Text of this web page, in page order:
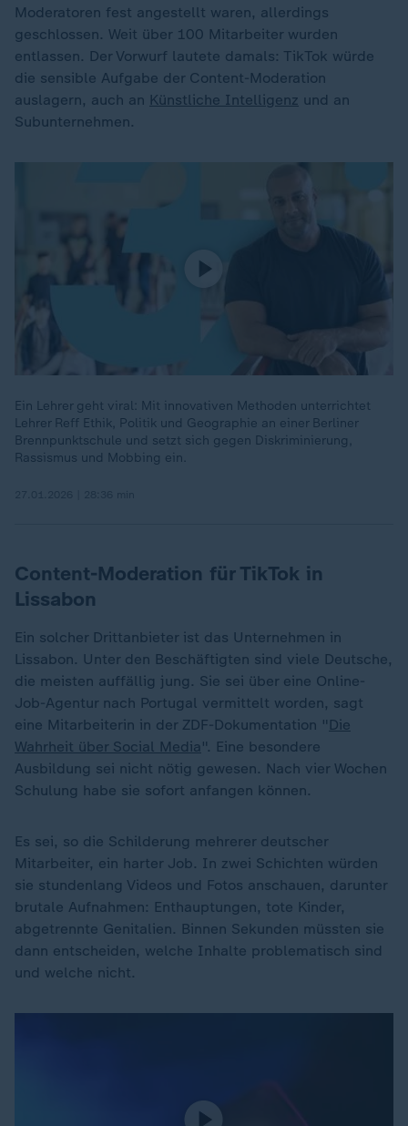
Moderatoren fest angestellt waren, allerdings
geschlossen. Weit über 100 Mitarbeiter wurden
entlassen. Der Vorwurf lautete damals: TikTok würde
die sensible Aufgabe der Content-Moderation
auslagern, auch an Künstliche Intelligenz und an
Subunternehmen.
Ein Lehrer geht viral: Mit innovativen Methoden unterrichtet
Lehrer Reff Ethik, Politik und Geographie an einer Berliner
Brennpunktschule und setzt sich gegen Diskriminierung,
Rassismus und Mobbing ein.
Content-Moderation für TikTok in
Lissabon
Ein solcher Drittanbieter ist das Unternehmen in
Lissabon. Unter den Beschäftigten sind viele Deutsche,
die meisten auffällig jung. Sie sei über eine Online-
Job-Agentur nach Portugal vermittelt worden, sagt
eine Mitarbeiterin in der ZDF-Dokumentation " Die
Wahrheit über Social Media ". Eine besondere
Ausbildung sei nicht nötig gewesen. Nach vier Wochen
Schulung habe sie sofort anfangen können.
Es sei, so die Schilderung mehrerer deutscher
Mitarbeiter, ein harter Job. In zwei Schichten würden
sie stundenlang Videos und Fotos anschauen, darunter
brutale Aufnahmen: Enthauptungen, tote Kinder,
abgetrennte Genitalien. Binnen Sekunden müssten sie
dann entscheiden, welche Inhalte problematisch sind
und welche nicht.